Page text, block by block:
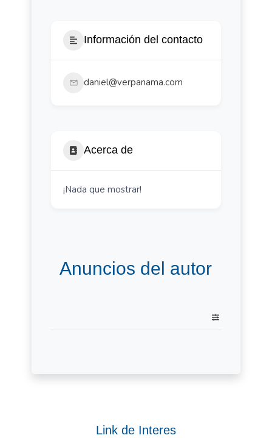
Información del contacto
daniel@verpanama.com
Acerca de
¡Nada que mostrar!
Anuncios del autor
Link de Interes